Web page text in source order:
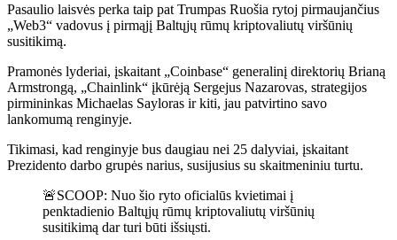
Pasaulio laisvės perka taip pat Trumpas Ruošia rytoj pirmaujančius
„Web3“ vadovus į pirmąjį Baltųjų rūmų kriptovaliutų viršūnių
susitikimą.
Pramonės lyderiai, įskaitant „Coinbase“ generalinį direktorių Brianą
Armstrongą, „Chainlink“ įkūrėją Sergejus Nazarovas, strategijos
pirmininkas Michaelas Sayloras ir kiti, jau patvirtino savo
lankomumą renginyje.
Tikimasi, kad renginyje bus daugiau nei 25 dalyviai, įskaitant
Prezidento darbo grupės narius, susijusius su skaitmeniniu turtu.
🚨SCOOP: Nuo šio ryto oficialūs kvietimai į
penktadienio Baltųjų rūmų kriptovaliutų viršūnių
susitikimą dar turi būti išsiųsti.